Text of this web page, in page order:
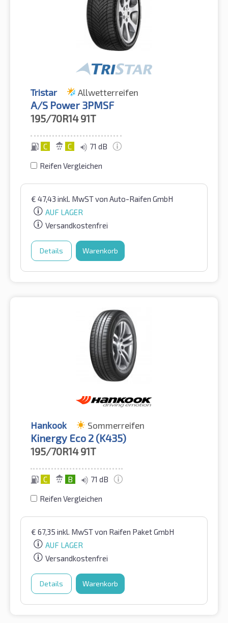
Tristar Allwetterreifen
A/S Power 3PMSF
195/70R14 91T
C C 71 dB
Reifen Vergleichen
€ 47,43 inkl. MwSTvon Auto-Raifen GmbH
AUF LAGER
Versandkostenfrei
Details Warenkorb
Hankook Sommerreifen
Kinergy Eco 2 (K435)
195/70R14 91T
C B 71 dB
Reifen Vergleichen
€ 67,35 inkl. MwSTvon Raifen Paket GmbH
AUF LAGER
Versandkostenfrei
Details Warenkorb